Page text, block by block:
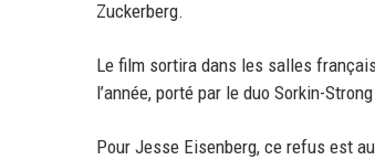
Zuckerberg.
Le film sortira dans les salles
l’année, porté par le duo Sorkin-
Pour Jesse Eisenberg, ce refus est